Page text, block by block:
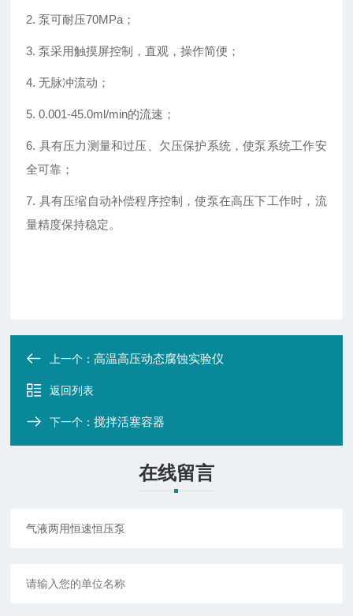
2. 泵可耐压70MPa；
3. 泵采用触摸屏控制，直观，操作简便；
4. 无脉冲流动；
5. 0.001-45.0ml/min的流速；
6. 具有压力测量和过压、欠压保护系统，使泵系统工作安
全可靠；
7. 具有压缩自动补偿程序控制，使泵在高压下工作时，流
量精度保持稳定。
上一个：高温高压动态腐蚀实验仪
返回列表
下一个：搅拌活塞容器
在线留言